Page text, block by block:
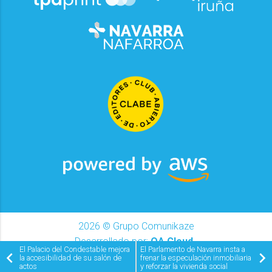
2026 © Grupo Comunikaze
Desarrollado por:OA Cloud
El Palacio del Condestable mejora
la accesibilidad de su salón de
actos
El Parlamento de Navarra insta a
frenar la especulación inmobiliaria
y reforzar la vivienda social